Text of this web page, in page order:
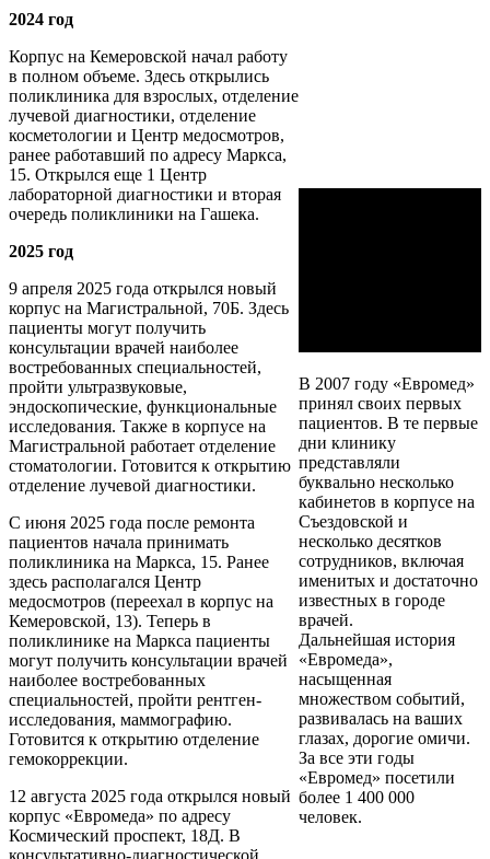
2024 год
Корпус на Кемеровской начал работу
в полном объеме. Здесь открылись
поликлиника для взрослых, отделение
лучевой диагностики, отделение
косметологии и Центр медосмотров,
ранее работавший по адресу Маркса,
15. Открылся еще 1 Центр
лабораторной диагностики и вторая
очередь поликлиники на Гашека.
2025 год
9 апреля 2025 года открылся новый
корпус на Магистральной, 70Б. Здесь
пациенты могут получить
консультации врачей наиболее
востребованных специальностей,
пройти ультразвуковые,
эндоскопические, функциональные
исследования. Также в корпусе на
Магистральной работает отделение
стоматологии. Готовится к открытию
отделение лучевой диагностики.
С июня 2025 года после ремонта
пациентов начала принимать
поликлиника на Маркса, 15. Ранее
здесь располагался Центр
медосмотров (переехал в корпус на
Кемеровской, 13). Теперь в
поликлинике на Маркса пациенты
могут получить консультации врачей
наиболее востребованных
специальностей, пройти рентген-
исследования, маммографию.
Готовится к открытию отделение
гемокоррекции.
12 августа 2025 года открылся новый
корпус «Евромеда» по адресу
Космический проспект, 18Д. В
консультативно-диагностической
В 2007 году «Евромед»
принял своих первых
пациентов. В те первые
дни клинику
представляли
буквально несколько
кабинетов в корпусе на
Съездовской и
несколько десятков
сотрудников, включая
именитых и достаточно
известных в городе
врачей.
Дальнейшая история
«Евромеда»,
насыщенная
множеством событий,
развивалась на ваших
глазах, дорогие омичи.
За все эти годы
«Евромед» посетили
более 1 400 000
человек.